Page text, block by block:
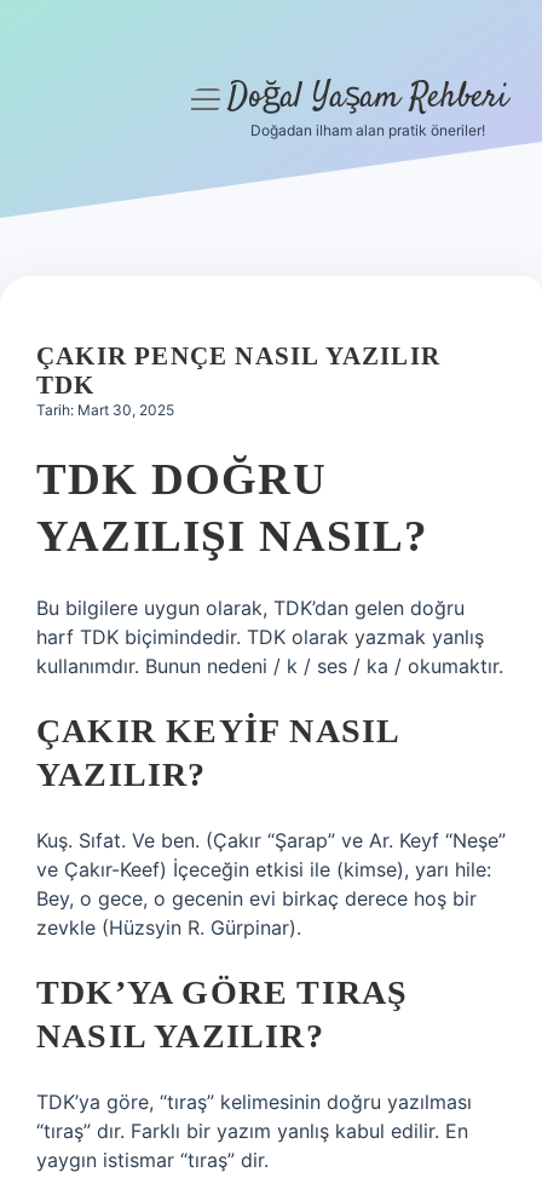
Hakkımızda
menüyüDoğal Yaşam Rehberi
Doğadan ilham alan pratik öneriler!
ÇAKIR PENÇE NASIL YAZILIR
TDK
Tarih: Mart 30, 2025
TDK DOĞRU
YAZILIŞI NASIL?
Bu bilgilere uygun olarak, TDK’dan gelen doğru
harf TDK biçimindedir. TDK olarak yazmak yanlış
kullanımdır. Bunun nedeni / k / ses / ka / okumaktır.
ÇAKIR KEYIF NASIL
YAZILIR?
Kuş. Sıfat. Ve ben. (Çakır “Şarap” ve Ar. Keyf “Neşe”
ve Çakır-Keef) İçeceğin etkisi ile (kimse), yarı hile:
Bey, o gece, o gecenin evi birkaç derece hoş bir
zevkle (Hüzsyin R. Gürpinar).
TDK’YA GÖRE TIRAŞ
NASIL YAZILIR?
TDK’ya göre, “tıraş” kelimesinin doğru yazılması
“tıraş” dır. Farklı bir yazım yanlış kabul edilir. En
yaygın istismar “tıraş” dir.